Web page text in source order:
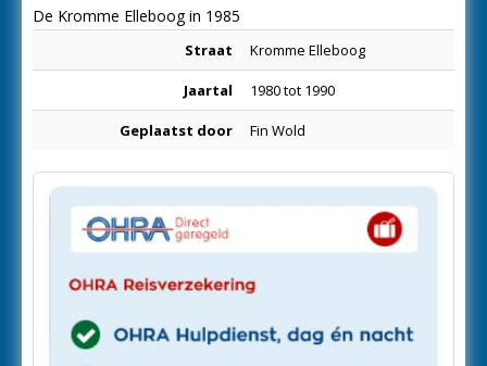
De Kromme Elleboog in 1985
Straat Kromme Elleboog
Jaartal 1980 tot 1990
Geplaatst door Fin Wold